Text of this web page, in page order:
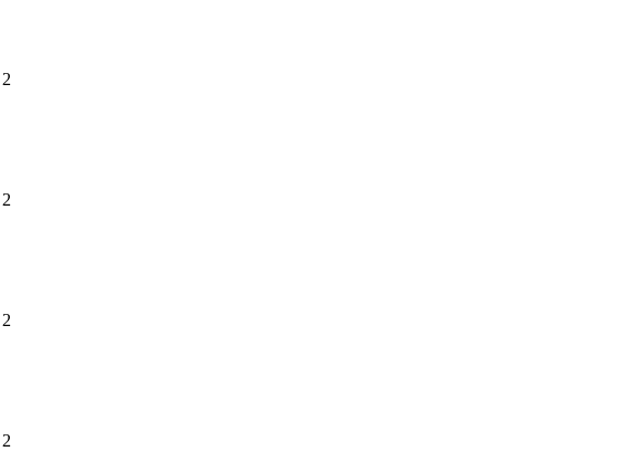
2
2
2
2